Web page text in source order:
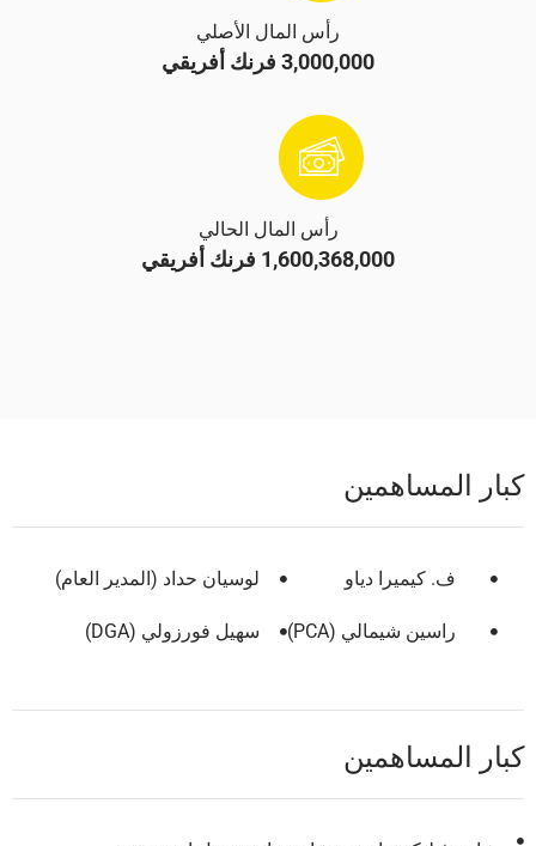
رأس المال الأصلي
3,000,000 فرنك أفريقي
رأس المال الحالي
1,600,368,000 فرنك أفريقي
كبار المساهمين
ف. كيميرا دياو
راسين شيمالي (PCA)
لوسيان حداد (المدير العام)
سهيل فورزولي (DGA)
كبار المساهمين